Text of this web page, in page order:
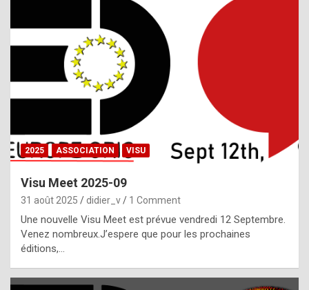
l
,
g
h
t
f
2025 ASSOCIATION VISU
Visu Meet 2025-09
31 août 2025 didier_v 1 Comment
Une nouvelle Visu Meet est prévue vendredi 12 Septembre.
Venez nombreux.J’espere que pour les prochaines
éditions,…